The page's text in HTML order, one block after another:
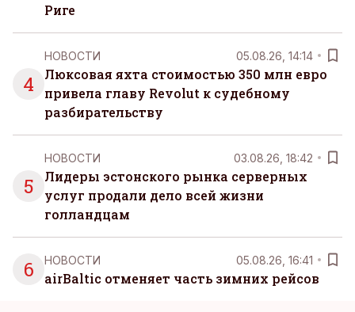
Риге
4
НОВОСТИ 05.08.26, 14:14
Люксовая яхта стоимостью 350 млн евро
привела главу Revolut к судебному
разбирательству
5
НОВОСТИ 03.08.26, 18:42
Лидеры эстонского рынка серверных
услуг продали дело всей жизни
голландцам
6 НОВОСТИ 05.08.26, 16:41
airBaltic отменяет часть зимних рейсов